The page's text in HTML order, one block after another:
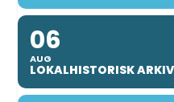
06
AUG
LOKALHISTORISK